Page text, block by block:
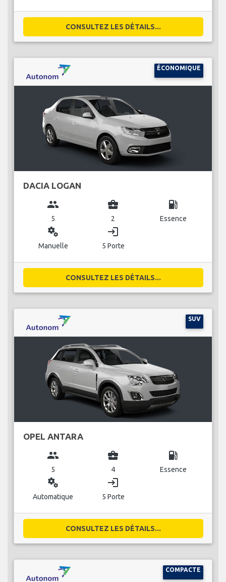
CONSULTEZ LES DÉTAILS...
ÉCONOMIQUE
DACIA LOGAN
group
5
business_center
2
local_gas_station
Essence
miscellaneous_services
Manuelle
login
5 Porte
CONSULTEZ LES DÉTAILS...
SUV
OPEL ANTARA
group
5
business_center
4
local_gas_station
Essence
miscellaneous_services
Automatique
login
5 Porte
CONSULTEZ LES DÉTAILS...
COMPACTE